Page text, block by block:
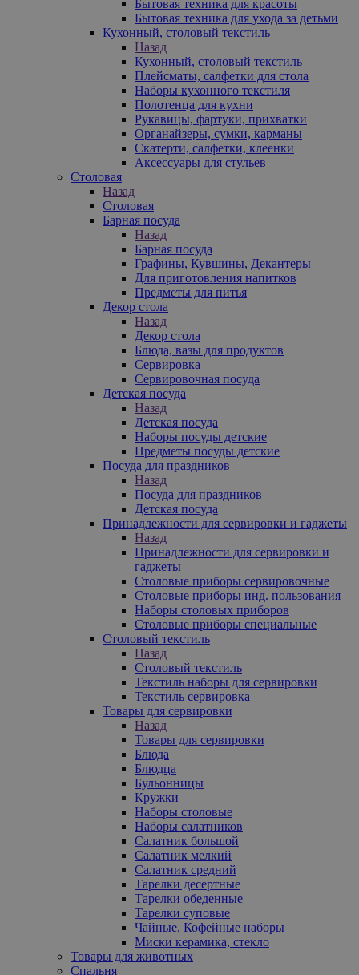
Бытовая техника для красоты
Бытовая техника для ухода за детьми
Кухонный, столовый текстиль
Назад
Кухонный, столовый текстиль
Плейсматы, салфетки для стола
Наборы кухонного текстиля
Полотенца для кухни
Рукавицы, фартуки, прихватки
Органайзеры, сумки, карманы
Скатерти, салфетки, клеенки
Аксессуары для стульев
Столовая
Назад
Столовая
Барная посуда
Назад
Барная посуда
Графины, Кувшины, Декантеры
Для приготовления напитков
Предметы для питья
Декор стола
Назад
Декор стола
Блюда, вазы для продуктов
Сервировка
Сервировочная посуда
Детская посуда
Назад
Детская посуда
Наборы посуды детские
Предметы посуды детские
Посуда для праздников
Назад
Посуда для праздников
Детская посуда
Принадлежности для сервировки и гаджеты
Назад
Принадлежности для сервировки и
гаджеты
Столовые приборы сервировочные
Столовые приборы инд. пользования
Наборы столовых приборов
Столовые приборы специальные
Столовый текстиль
Назад
Столовый текстиль
Текстиль наборы для сервировки
Текстиль сервировка
Товары для сервировки
Назад
Товары для сервировки
Блюда
Блюдца
Бульонницы
Кружки
Наборы столовые
Наборы салатников
Салатник большой
Салатник мелкий
Салатник средний
Тарелки десертные
Тарелки обеденные
Тарелки суповые
Чайные, Кофейные наборы
Миски керамика, стекло
Товары для животных
Спальня